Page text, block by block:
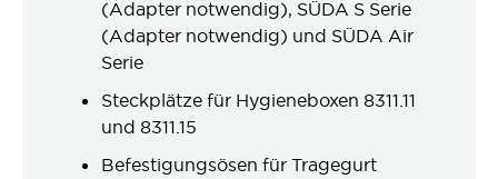
(Adapter notwendig), SÜDA S Serie
(Adapter notwendig) und SÜDA Air
Serie
Steckplätze für Hygieneboxen 8311.11
und 8311.15
Befestigungsösen für Tragegurt